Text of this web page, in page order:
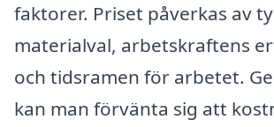
faktorer. Priset påverkas av
materialval, arbetskraftens
och tidsramen för arbetet.
kan man förvänta sig att